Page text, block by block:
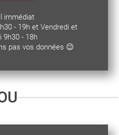
immédiat
- 19h et Vendredi et
9h30 - 18h
pas vos données 😉